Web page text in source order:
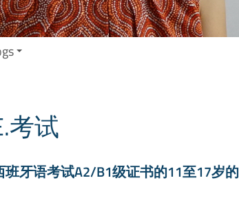
考试
牙语考试A2/B1级证书的11至17岁的